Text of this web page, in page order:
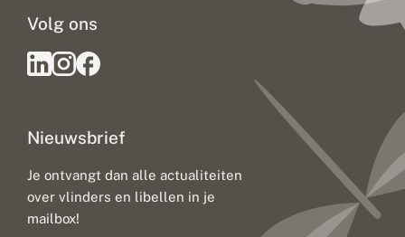
Nieuwsbrief
Je ontvangt dan alle actualiteiten
over vlinders en libellen in je
mailbox!
Volg ons